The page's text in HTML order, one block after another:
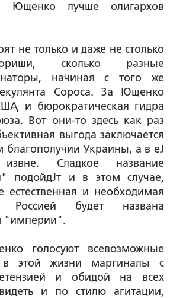
Ющенко лучше олигархов
не только и даже не столько
сколько разные
начиная с того же
Сороса. За Ющенко
и бюрократическая гидра
Вот они-то здесь как раз
выгода заключается
благополучии Украины, а в еЈ
извне. Сладкое название
подойдЈт и в этом случае,
естественная и необходимая
Россией будет названа
"империи".
голосуют всевозможные
в этой жизни маргиналы с
и обидой на всех
и по стилю агитации,